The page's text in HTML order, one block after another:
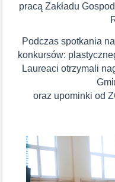
pracą Zakładu
Podczas spotkania
konkursów:
Laureaci otrzymali
oraz upominki od